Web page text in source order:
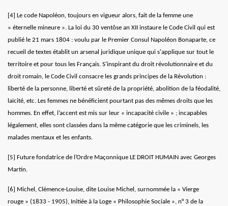
[4]
Le code Napoléon, toujours en vigueur alors, fait de la femme une
« éternelle mineure ». La loi du 30 ventôse an XII instaure le Code Civil qui est
publié le 21 mars 1804 : voulu par le Premier Consul Napoléon Bonaparte, ce
recueil de textes établit un arsenal juridique unique qui s'applique sur tout le
territoire et pour tous les Français. S'inspirant du droit révolutionnaire et du
droit romain, le Code Civil consacre les grands principes de la Révolution :
liberté de la personne, liberté et sûreté de la propriété, abolition de la féodalité,
laïcité, etc. Les femmes ne bénéficient pourtant pas des mêmes droits que les
hommes. En effet, l’accent est mis sur leur « incapacité civile » ; incapables
légalement, elles sont classées dans la même catégorie que les criminels, les
malades mentaux et les enfants.
[5]
Future fondatrice de l’Ordre Maçonnique LE DROIT HUMAIN avec Georges
Martin.
[6]
Michel, Clémence-Louise, dite Louise Michel, surnommée la « Vierge
rouge » (1833 - 1905), Initiée à la Loge « Philosophie Sociale », n° 3 de la